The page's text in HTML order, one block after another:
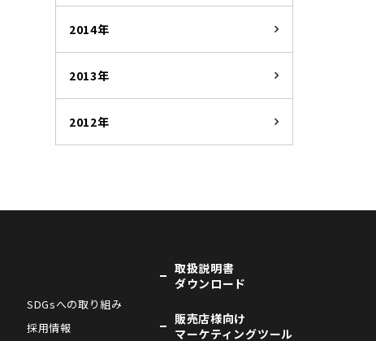
2014年
2013年
2012年
SDGsへの取り組み
採用情報
取扱説明書
ダウンロード
販売店様向け
マーケティングツール